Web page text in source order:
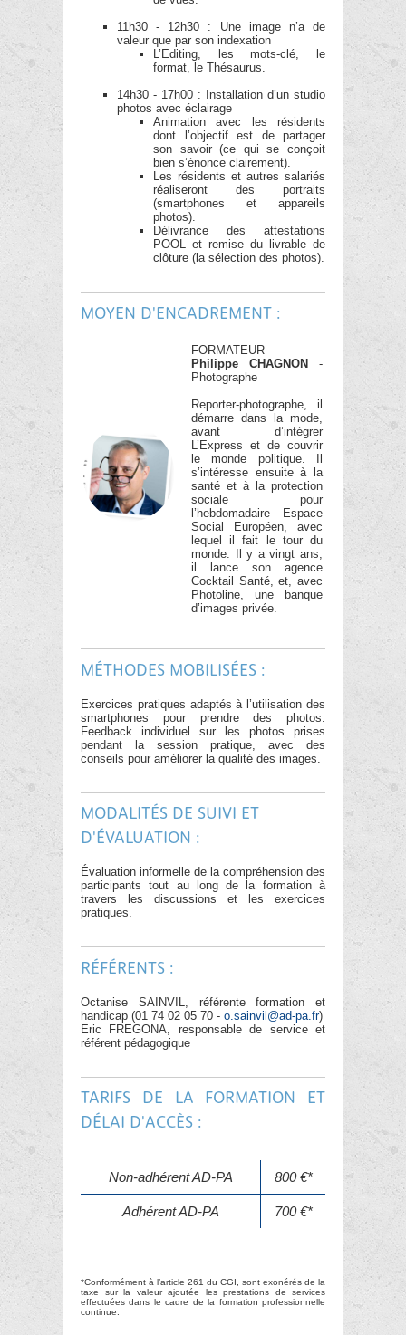
11h30 - 12h30 : Une image n’a de
valeur que par son indexation
L’Editing, les mots-clé, le
format, le Thésaurus.
14h30 - 17h00 : Installation d’un studio
photos avec éclairage
Animation avec les résidents
dont l’objectif est de partager
son savoir (ce qui se conçoit
bien s’énonce clairement).
Les résidents et autres salariés
réaliseront des portraits
(smartphones et appareils
photos).
Délivrance des attestations
POOL et remise du livrable de
clôture (la sélection des photos).
MOYEN D'ENCADREMENT :
FORMATEUR
Philippe CHAGNON
-
Photographe
Reporter-photographe, il
démarre dans la mode,
avant d’intégrer
L’Express et de couvrir
le monde politique. Il
s’intéresse ensuite à la
santé et à la protection
sociale pour
l’hebdomadaire Espace
Social Européen, avec
lequel il fait le tour du
monde. Il y a vingt ans,
il lance son agence
Cocktail Santé, et, avec
Photoline, une banque
d’images privée.
MÉTHODES MOBILISÉES :
Exercices pratiques adaptés à l’utilisation des
smartphones pour prendre des photos.
Feedback individuel sur les photos prises
pendant la session pratique, avec des
conseils pour améliorer la qualité des images.
MODALITÉS DE SUIVI ET
D'ÉVALUATION :
Évaluation informelle de la compréhension des
participants tout au long de la formation à
travers les discussions et les exercices
pratiques.
RÉFÉRENTS :
Octanise SAINVIL, référente formation et
handicap (01 74 02 05 70 - o.sainvil@ad-pa.fr)
Eric FREGONA, responsable de service et
référent pédagogique
TARIFS DE LA FORMATION ET
DÉLAI D'ACCÈS :
Non-adhérent AD-PA 800 €*
Adhérent AD-PA 700 €*
*Conformément à l’article 261 du CGI, sont exonérés de la
taxe sur la valeur ajoutée les prestations de services
effectuées dans le cadre de la formation professionnelle
continue.